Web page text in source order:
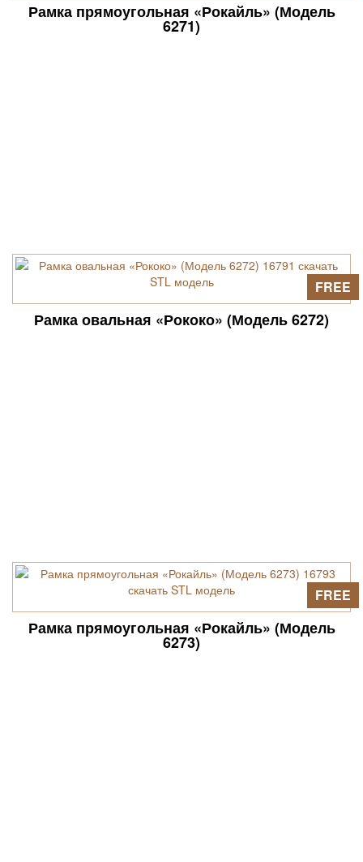
Рамка прямоугольная «Рокайль» (Модель
6271)
Рамка овальная «Рококо» (Модель 6272)
FREE
Рамка прямоугольная «Рокайль» (Модель
6273)
FREE